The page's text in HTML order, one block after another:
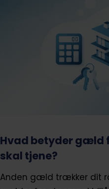
Hvad betyder gæld
skal tjene?
Anden gæld trækker dit